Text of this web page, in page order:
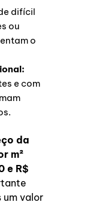
difícil
ou
o
e com
da
m²
e R$
um valor